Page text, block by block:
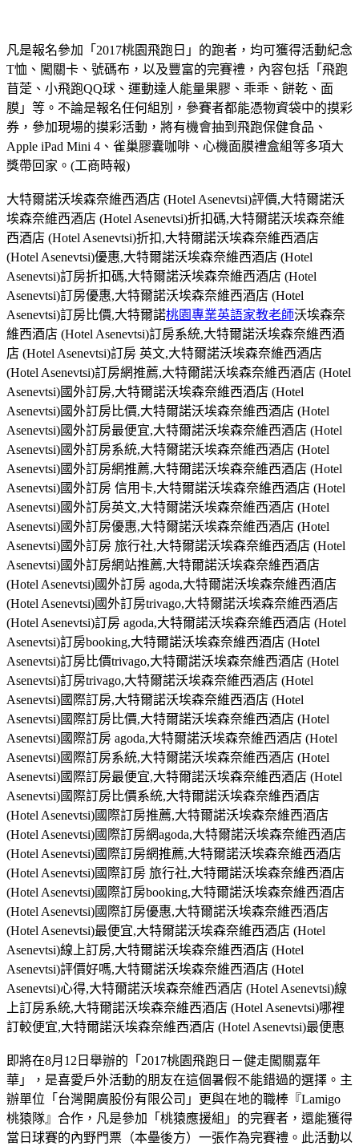
凡是報名參加「2017桃園飛跑日」的跑者，均可獲得活動紀念
T恤、闖關卡、號碼布，以及豐富的完賽禮，內容包括「飛跑
苜萣、小飛跑QQ球、運動達人能量果膠、乖乖、餅乾、面
膜」等。不論是報名任何組別，參賽者都能憑物資袋中的摸彩
券，參加現場的摸彩活動，將有機會抽到飛跑保健食品、
Apple iPad Mini 4、雀巢膠囊咖啡、心機面膜禮盒組等多項大
獎帶回家。(工商時報)
大特爾諾沃埃森奈維西酒店 (Hotel Asenevtsi)評價,大特爾諾沃
埃森奈維西酒店 (Hotel Asenevtsi)折扣碼,大特爾諾沃埃森奈維
西酒店 (Hotel Asenevtsi)折扣,大特爾諾沃埃森奈維西酒店
(Hotel Asenevtsi)優惠,大特爾諾沃埃森奈維西酒店 (Hotel
Asenevtsi)訂房折扣碼,大特爾諾沃埃森奈維西酒店 (Hotel
Asenevtsi)訂房優惠,大特爾諾沃埃森奈維西酒店 (Hotel
Asenevtsi)訂房比價,大特爾諾桃園專業英語家教老師沃埃森奈
維西酒店 (Hotel Asenevtsi)訂房系統,大特爾諾沃埃森奈維西酒
店 (Hotel Asenevtsi)訂房 英文,大特爾諾沃埃森奈維西酒店
(Hotel Asenevtsi)訂房網推薦,大特爾諾沃埃森奈維西酒店 (Hotel
Asenevtsi)國外訂房,大特爾諾沃埃森奈維西酒店 (Hotel
Asenevtsi)國外訂房比價,大特爾諾沃埃森奈維西酒店 (Hotel
Asenevtsi)國外訂房最便宜,大特爾諾沃埃森奈維西酒店 (Hotel
Asenevtsi)國外訂房系統,大特爾諾沃埃森奈維西酒店 (Hotel
Asenevtsi)國外訂房網推薦,大特爾諾沃埃森奈維西酒店 (Hotel
Asenevtsi)國外訂房 信用卡,大特爾諾沃埃森奈維西酒店 (Hotel
Asenevtsi)國外訂房英文,大特爾諾沃埃森奈維西酒店 (Hotel
Asenevtsi)國外訂房優惠,大特爾諾沃埃森奈維西酒店 (Hotel
Asenevtsi)國外訂房 旅行社,大特爾諾沃埃森奈維西酒店 (Hotel
Asenevtsi)國外訂房網站推薦,大特爾諾沃埃森奈維西酒店
(Hotel Asenevtsi)國外訂房 agoda,大特爾諾沃埃森奈維西酒店
(Hotel Asenevtsi)國外訂房trivago,大特爾諾沃埃森奈維西酒店
(Hotel Asenevtsi)訂房 agoda,大特爾諾沃埃森奈維西酒店 (Hotel
Asenevtsi)訂房booking,大特爾諾沃埃森奈維西酒店 (Hotel
Asenevtsi)訂房比價trivago,大特爾諾沃埃森奈維西酒店 (Hotel
Asenevtsi)訂房trivago,大特爾諾沃埃森奈維西酒店 (Hotel
Asenevtsi)國際訂房,大特爾諾沃埃森奈維西酒店 (Hotel
Asenevtsi)國際訂房比價,大特爾諾沃埃森奈維西酒店 (Hotel
Asenevtsi)國際訂房 agoda,大特爾諾沃埃森奈維西酒店 (Hotel
Asenevtsi)國際訂房系統,大特爾諾沃埃森奈維西酒店 (Hotel
Asenevtsi)國際訂房最便宜,大特爾諾沃埃森奈維西酒店 (Hotel
Asenevtsi)國際訂房比價系統,大特爾諾沃埃森奈維西酒店
(Hotel Asenevtsi)國際訂房推薦,大特爾諾沃埃森奈維西酒店
(Hotel Asenevtsi)國際訂房網agoda,大特爾諾沃埃森奈維西酒店
(Hotel Asenevtsi)國際訂房網推薦,大特爾諾沃埃森奈維西酒店
(Hotel Asenevtsi)國際訂房 旅行社,大特爾諾沃埃森奈維西酒店
(Hotel Asenevtsi)國際訂房booking,大特爾諾沃埃森奈維西酒店
(Hotel Asenevtsi)國際訂房優惠,大特爾諾沃埃森奈維西酒店
(Hotel Asenevtsi)最便宜,大特爾諾沃埃森奈維西酒店 (Hotel
Asenevtsi)線上訂房,大特爾諾沃埃森奈維西酒店 (Hotel
Asenevtsi)評價好嗎,大特爾諾沃埃森奈維西酒店 (Hotel
Asenevtsi)心得,大特爾諾沃埃森奈維西酒店 (Hotel Asenevtsi)線
上訂房系統,大特爾諾沃埃森奈維西酒店 (Hotel Asenevtsi)哪裡
訂較便宜,大特爾諾沃埃森奈維西酒店 (Hotel Asenevtsi)最便惠
即將在8月12日舉辦的「2017桃園飛跑日－健走闖關嘉年
華」，是喜愛戶外活動的朋友在這個暑假不能錯過的選擇。主
辦單位「台灣開廣股份有限公司」更與在地的職棒『Lamigo
桃猿隊』合作，凡是參加「桃猿應援組」的完賽者，還能獲得
當日球賽的內野門票（本壘後方）一張作為完賽禮。此活動以